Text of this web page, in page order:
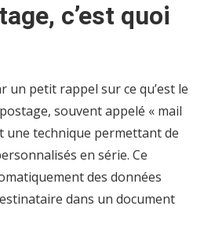
c’est quoi
un petit rappel sur ce qu’est le
souvent appelé « mail
une technique permettant de
en série. Ce
des données
dans un document